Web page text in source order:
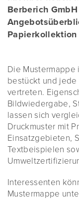
Berberich
Papierkollektion
Die Mustermappe
bestückt und jede
vertreten.
Bildwiedergabe,
lassen sich
Druckmuster mit
Einsatzgebieten,
Textbeispielen
Interessenten
Mustermappe